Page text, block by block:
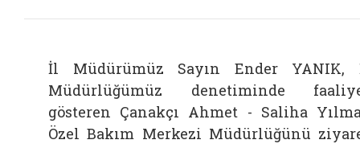
İl Müdürümüz Sayın Ender YANIK,
Müdürlüğümüz denetiminde
gösteren Çanakçı Ahmet - Saliha
Özel Bakım Merkezi Müdürlüğünü